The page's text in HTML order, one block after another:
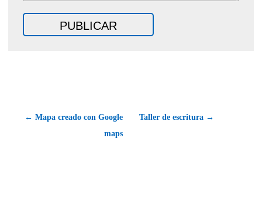
← Mapa creado con Google
maps
Taller de escritura →